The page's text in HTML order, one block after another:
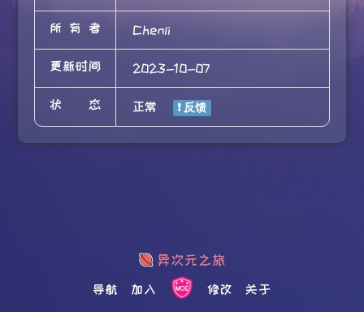
所有者 Chenli
更新时间 2023-10-07
状态 正常
导航 加入 修改 关于